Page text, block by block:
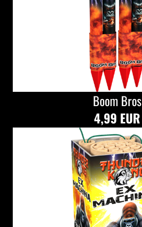
Boom Bros
4,99 EUR